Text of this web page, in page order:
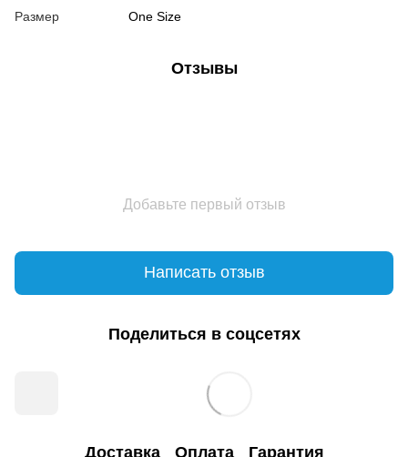
Размер
One Size
Отзывы
Добавьте первый отзыв
Написать отзыв
Поделиться в соцсетях
Доставка Оплата Гарантия